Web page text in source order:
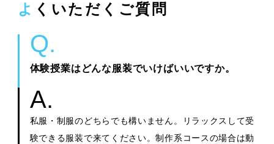
よくいただくご質問
体験授業はどんな服装でいけばいいですか。
私服・制服のどちらでも構いません。リラックスして受
験できる服装で来てください。制作系コースの場合は動